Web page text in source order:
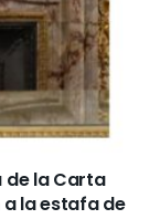
de la Carta
a la estafa de